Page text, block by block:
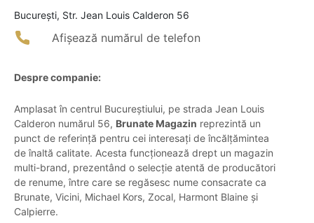
Bucureşti, Str. Jean Louis Calderon 56
Afișează numărul de telefon
Despre companie:
Amplasat în centrul Bucureștiului, pe strada Jean Louis
Calderon numărul 56, Brunate Magazin reprezintă un
punct de referință pentru cei interesați de încălțămintea
de înaltă calitate. Acesta funcționează drept un magazin
multi-brand, prezentând o selecție atentă de producători
de renume, între care se regăsesc nume consacrate ca
Brunate, Vicini, Michael Kors, Zocal, Harmont Blaine și
Calpierre.